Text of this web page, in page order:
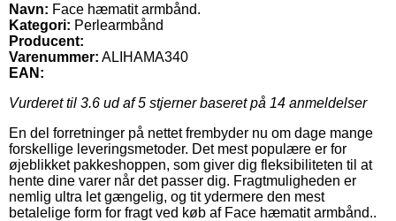
Navn: Face hæmatit armbånd.
Kategori: Perlearmbånd
Producent:
Varenummer: ALIHAMA340
EAN:
Vurderet til 3.6 ud af 5 stjerner baseret på 14 anmeldelser
En del forretninger på nettet frembyder nu om dage mange
forskellige leveringsmetoder. Det mest populære er for
øjeblikket pakkeshoppen, som giver dig fleksibiliteten til at
hente dine varer når det passer dig. Fragtmuligheden er
nemlig ultra let gængelig, og tit ydermere den mest
betalelige form for fragt ved køb af Face hæmatit armbånd..